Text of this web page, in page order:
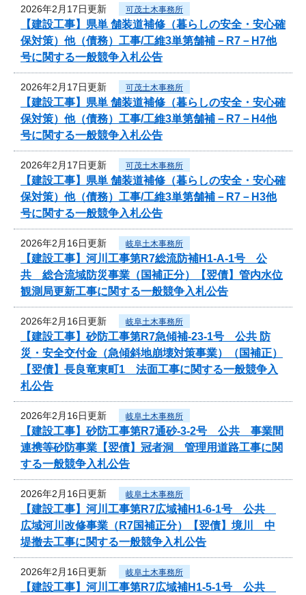
2026年2月17日更新 可茂土木事務所
【建設工事】県単 舗装道補修（暮らしの安全・安心確
保対策）他（債務）工事/工維3単第舗補－R7－H7他
号に関する一般競争入札公告
2026年2月17日更新 可茂土木事務所
【建設工事】県単 舗装道補修（暮らしの安全・安心確
保対策）他（債務）工事/工維3単第舗補－R7－H4他
号に関する一般競争入札公告
2026年2月17日更新 可茂土木事務所
【建設工事】県単 舗装道補修（暮らしの安全・安心確
保対策）他（債務）工事/工維3単第舗補－R7－H3他
号に関する一般競争入札公告
2026年2月16日更新 岐阜土木事務所
【建設工事】河川工事第R7総流防補H1-A-1号 公
共 総合流域防災事業（国補正分）【翌債】管内水位
観測局更新工事に関する一般競争入札公告
2026年2月16日更新 岐阜土木事務所
【建設工事】砂防工事第R7急傾補-23-1号 公共 防
災・安全交付金（急傾斜地崩壊対策事業）（国補正）
【翌債】長良竜東町1 法面工事に関する一般競争入
札公告
2026年2月16日更新 岐阜土木事務所
【建設工事】砂防工事第R7通砂-3-2号 公共 事業間
連携等砂防事業【翌債】冠者洞 管理用道路工事に関
する一般競争入札公告
2026年2月16日更新 岐阜土木事務所
【建設工事】河川工事第R7広域補H1-6-1号 公共
広域河川改修事業（R7国補正分）【翌債】境川 中
堤撤去工事に関する一般競争入札公告
2026年2月16日更新 岐阜土木事務所
【建設工事】河川工事第R7広域補H1-5-1号 公共